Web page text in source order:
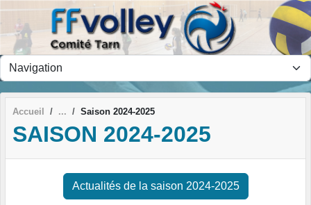
Accueil Saison 2024-2025
SAISON 2024-2025
Actualités de la saison 2024-2025
Panneau de gestion des cookies